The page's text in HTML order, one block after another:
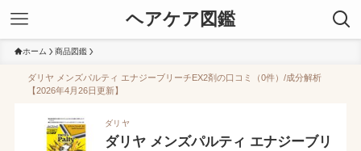
ヘアケア図鑑
ホーム 商品図鑑
ダリヤ メンズパルティ エナジーブリーチEX2剤の口コミ（0件）/成分解析
【2026年4月26日更新】
ダリヤ
ダリヤ メンズパルティ エナジーブリ